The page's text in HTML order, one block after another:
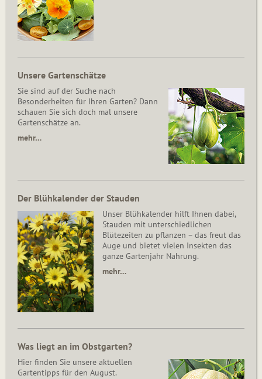
Unsere Gartenschätze
Sie sind auf der Suche nach
Besonderheiten für Ihren Garten? Dann
schauen Sie sich doch mal unsere
Gartenschätze an.
mehr…
Der Blühkalender der Stauden
Unser Blühkalender hilft Ihnen dabei,
Stauden mit unterschiedlichen
Blütezeiten zu pflanzen – das freut das
Auge und bietet vielen Insekten das
ganze Gartenjahr Nahrung.
mehr…
Was liegt an im Obstgarten?
Hier finden Sie unsere aktuellen
Gartentipps für den August.